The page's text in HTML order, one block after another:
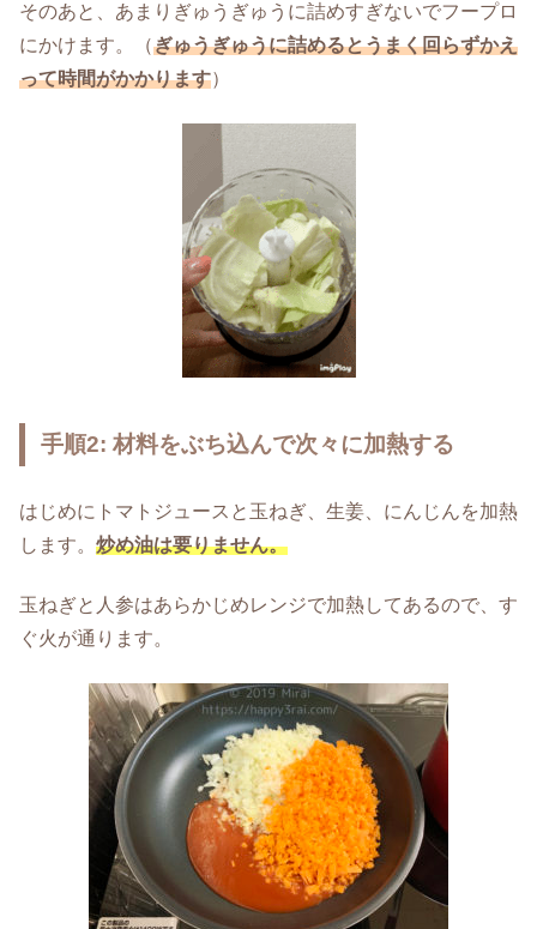
そのあと、あまりぎゅうぎゅうに詰めすぎないでフープロ
にかけます。（ぎゅうぎゅうに詰めるとうまく回らずかえ
って時間がかかります）
手順2: 材料をぶち込んで次々に加熱する
はじめにトマトジュースと玉ねぎ、生姜、にんじんを加熱
します。 炒め油は要りません。
玉ねぎと人参はあらかじめレンジで加熱してあるので、す
ぐ火が通ります。